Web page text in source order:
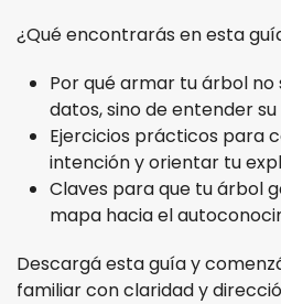
¿Qué encontrarás en esta
Por qué armar tu árbol
datos, sino de entender
Ejercicios prácticos para
intención y orientar tu
Claves para que tu árbol
mapa hacia el
Descargá esta guía y
familiar con claridad y